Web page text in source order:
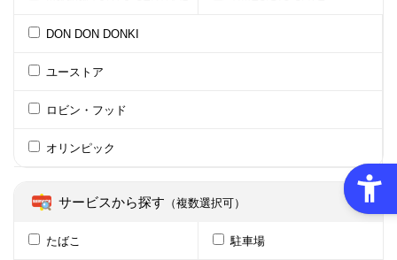
DON DON DONKI
ユーストア
ロビン・フッド
オリンピック
サービスから探す （複数選択可）
たばこ 駐車場